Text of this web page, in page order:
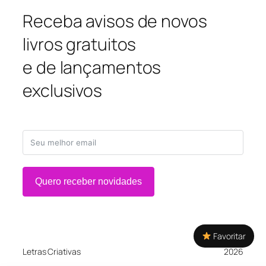
Receba avisos de novos
livros gratuitos
e de lançamentos
exclusivos
Quero receber novidades
Letras Criativas 2026
Favoritar